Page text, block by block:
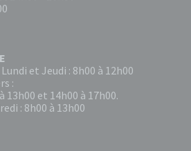
et Jeudi : 8h00 à 12h00
:
13h00 et 14h00 à 17h00.
: 8h00 à 13h00